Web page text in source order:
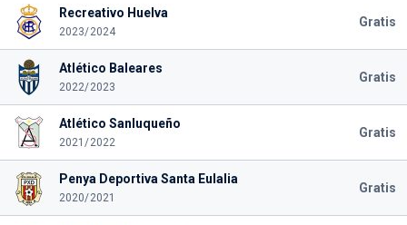
Recreativo Huelva
2023/2024
Gratis
Atlético Baleares
2022/2023
Gratis
Atlético Sanluqueño
2021/2022
Gratis
Penya Deportiva Santa Eulalia
2020/2021
Gratis